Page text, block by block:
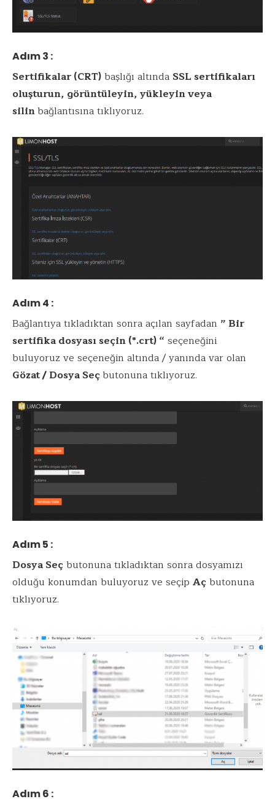
Adım 3 :
Sertifikalar (CRT)başlığı altında SSL sertifikaları
oluşturun, görüntüleyin, yükleyin veya
silinbağlantısına tıklıyoruz.
Adım 4 :
Bağlantıya tıkladıktan sonra açılan sayfadan ” Bir
sertifika dosyası seçin (*.crt) “ seçeneğini
buluyoruz ve seçeneğin altında / yanında var olan
Gözat / Dosya Seçbutonuna tıklıyoruz.
Adım 5 :
Dosya Seç butonuna tıkladıktan sonra dosyamızı
olduğu konumdan buluyoruz ve seçip Aç butonuna
tıklıyoruz.
Adım 6 :